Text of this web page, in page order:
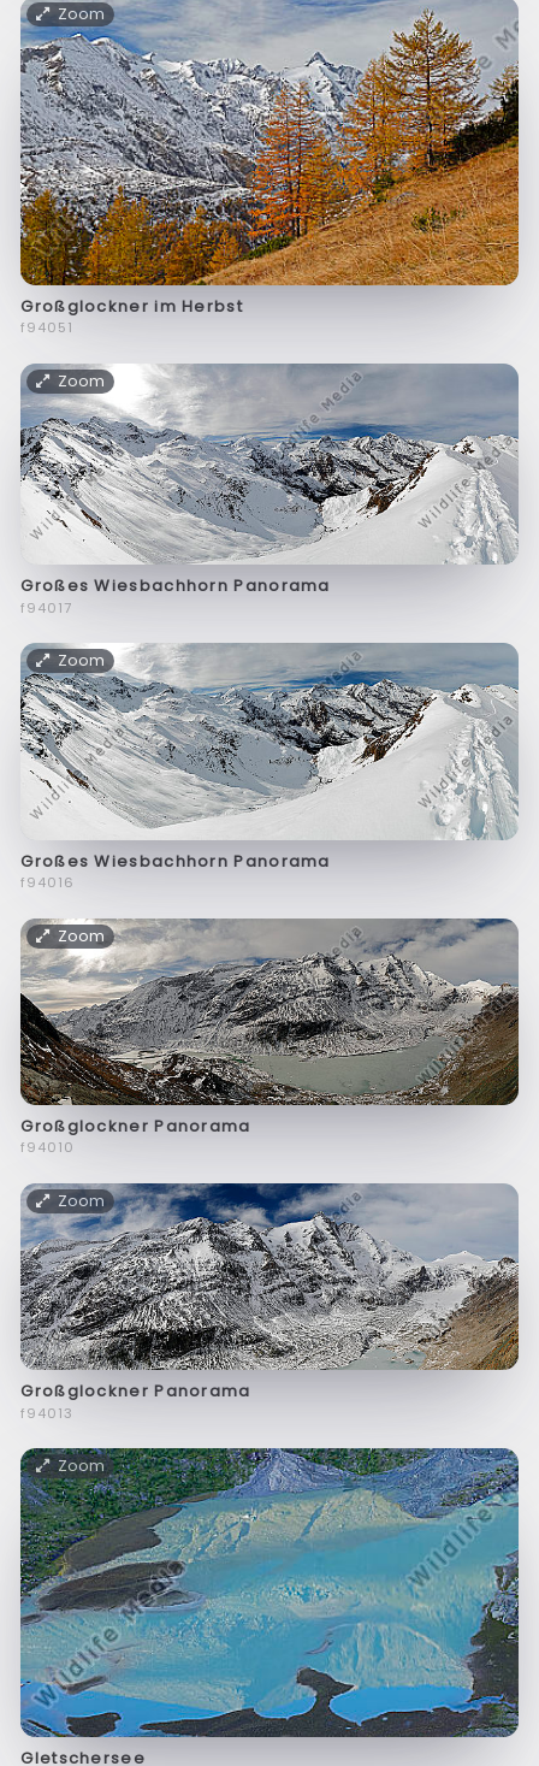
Zoom
Großglockner im Herbst
f94051
Zoom
Großes Wiesbachhorn Panorama
f94017
Zoom
Großes Wiesbachhorn Panorama
f94016
Zoom
Großglockner Panorama
f94010
Zoom
Großglockner Panorama
f94013
Zoom
Gletschersee